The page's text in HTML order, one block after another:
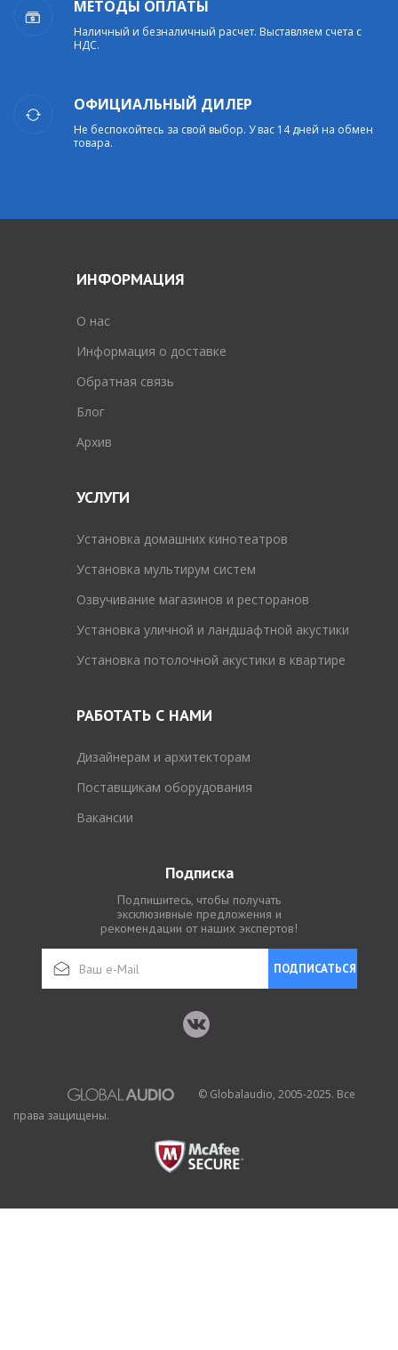
МЕТОДЫ ОПЛАТЫ
Наличный и безналичный расчет. Выставляем счета с
НДС.
ОФИЦИАЛЬНЫЙ ДИЛЕР
Не беспокойтесь за свой выбор. У вас 14 дней на обмен
товара.
ИНФОРМАЦИЯ
O нас
Информация о доставке
Обратная связь
Блог
Архив
УСЛУГИ
Установка домашних кинотеатров
Установка мультирум систем
Озвучивание магазинов и ресторанов
Установка уличной и ландшафтной акустики
Установка потолочной акустики в квартире
РАБОТАТЬ С НАМИ
Дизайнерам и архитекторам
Поставщикам оборудования
Вакансии
Подписка
Подпишитесь, чтобы получать
эксклюзивные предложения и
рекомендации от наших экспертов!
ПОДПИСАТЬСЯ
© Globalaudio, 2005-2025. Все
права защищены.